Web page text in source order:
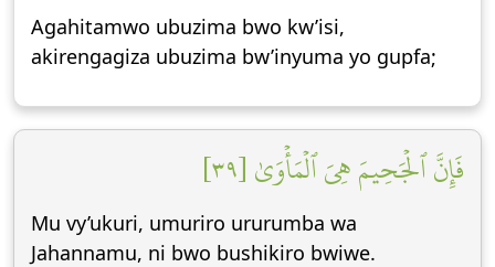
Agahitamwo ubuzima bwo kw’isi,
akirengagiza ubuzima bw’inyuma yo gupfa;
فَإِنَّ ٱلۡجَحِيمَ هِيَ ٱلۡمَأۡوَىٰ [٣٩]
Mu vy’ukuri, umuriro ururumba wa
Jahannamu, ni bwo bushikiro bwiwe.